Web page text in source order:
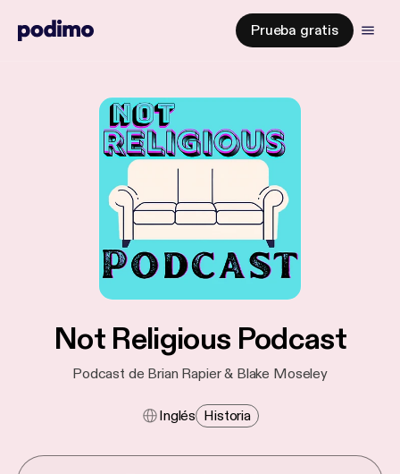
Prueba gratis
Not Religious Podcast
Podcast de Brian Rapier & Blake Moseley
Inglés Historia